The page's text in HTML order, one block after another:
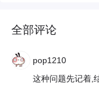
全部评论
pop1210
这种问题先记着,